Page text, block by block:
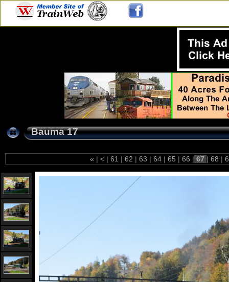
Bauma 17
« | < | 61 | 62 | 63 | 64 | 65 | 66 | 67 | 68 |